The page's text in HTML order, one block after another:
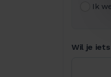
Ik
Wil je